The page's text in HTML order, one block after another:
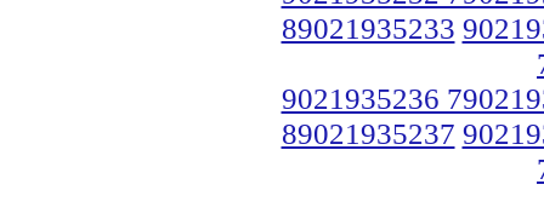
89021935233
9021935236
89021935237